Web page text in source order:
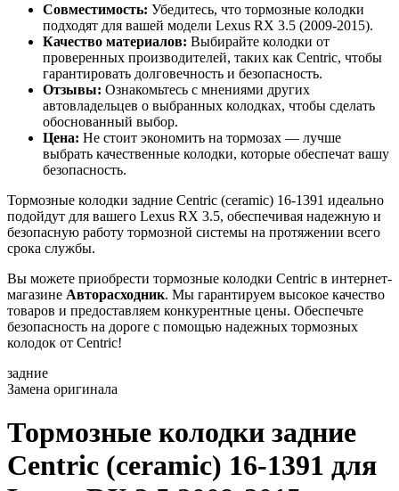
Совместимость: Убедитесь, что тормозные колодки
подходят для вашей модели Lexus RX 3.5 (2009-2015).
Качество материалов: Выбирайте колодки от
проверенных производителей, таких как Centric, чтобы
гарантировать долговечность и безопасность.
Отзывы: Ознакомьтесь с мнениями других
автовладельцев о выбранных колодках, чтобы сделать
обоснованный выбор.
Цена: Не стоит экономить на тормозах — лучше
выбрать качественные колодки, которые обеспечат вашу
безопасность.
Тормозные колодки задние Centric (ceramic) 16-1391 идеально
подойдут для вашего Lexus RX 3.5, обеспечивая надежную и
безопасную работу тормозной системы на протяжении всего
срока службы.
Вы можете приобрести тормозные колодки Centric в интернет-
магазине Авторасходник. Мы гарантируем высокое качество
товаров и предоставляем конкурентные цены. Обеспечьте
безопасность на дороге с помощью надежных тормозных
колодок от Centric!
задние
Замена оригинала
Тормозные колодки задние
Centric (ceramic) 16-1391 для